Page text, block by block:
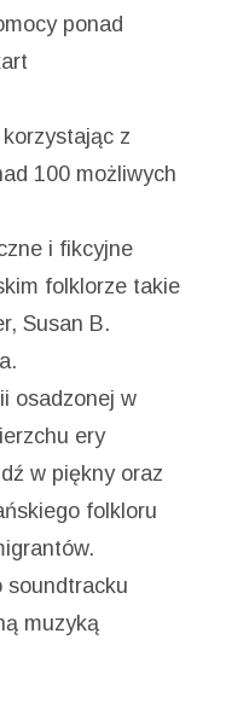
ponad
z
100 możliwych
i fikcyjne
folklorze takie
Susan B.
osadzonej w
ery
w piękny oraz
folkloru
soundtracku
muzyką